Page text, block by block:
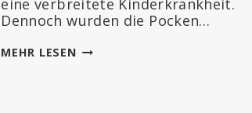
eine verbreitete Kinderkrankheit.
Dennoch wurden die Pocken…
MEHR LESEN250